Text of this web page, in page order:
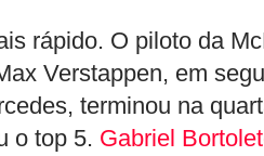
rápido. O piloto da
Verstappen, em
terminou na
o top 5. Gabriel